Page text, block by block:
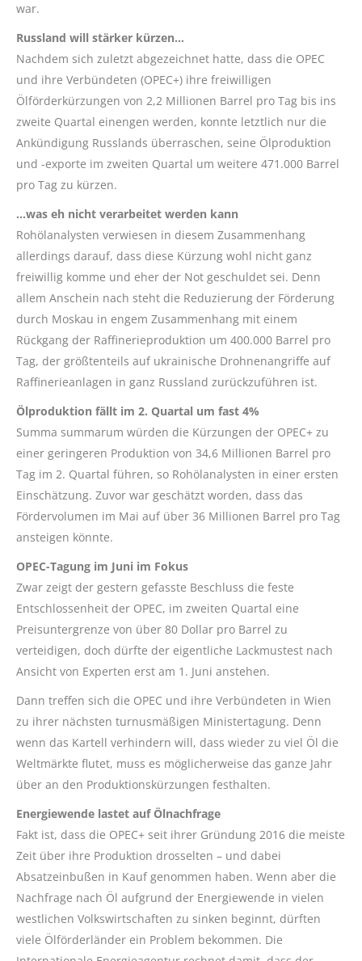
war.
Russland will stärker kürzen…
Nachdem sich zuletzt abgezeichnet hatte, dass die OPEC
und ihre Verbündeten (OPEC+) ihre freiwilligen
Ölförderkürzungen von 2,2 Millionen Barrel pro Tag bis ins
zweite Quartal einengen werden, konnte letztlich nur die
Ankündigung Russlands überraschen, seine Ölproduktion
und -exporte im zweiten Quartal um weitere 471.000 Barrel
pro Tag zu kürzen.
…was eh nicht verarbeitet werden kann
Rohölanalysten verwiesen in diesem Zusammenhang
allerdings darauf, dass diese Kürzung wohl nicht ganz
freiwillig komme und eher der Not geschuldet sei. Denn
allem Anschein nach steht die Reduzierung der Förderung
durch Moskau in engem Zusammenhang mit einem
Rückgang der Raffinerieproduktion um 400.000 Barrel pro
Tag, der größtenteils auf ukrainische Drohnenangriffe auf
Raffinerieanlagen in ganz Russland zurückzuführen ist.
Ölproduktion fällt im 2. Quartal um fast 4%
Summa summarum würden die Kürzungen der OPEC+ zu
einer geringeren Produktion von 34,6 Millionen Barrel pro
Tag im 2. Quartal führen, so Rohölanalysten in einer ersten
Einschätzung. Zuvor war geschätzt worden, dass das
Fördervolumen im Mai auf über 36 Millionen Barrel pro Tag
ansteigen könnte.
OPEC-Tagung im Juni im Fokus
Zwar zeigt der gestern gefasste Beschluss die feste
Entschlossenheit der OPEC, im zweiten Quartal eine
Preisuntergrenze von über 80 Dollar pro Barrel zu
verteidigen, doch dürfte der eigentliche Lackmustest nach
Ansicht von Experten erst am 1. Juni anstehen.
Dann treffen sich die OPEC und ihre Verbündeten in Wien
zu ihrer nächsten turnusmäßigen Ministertagung. Denn
wenn das Kartell verhindern will, dass wieder zu viel Öl die
Weltmärkte flutet, muss es möglicherweise das ganze Jahr
über an den Produktionskürzungen festhalten.
Energiewende lastet auf Ölnachfrage
Fakt ist, dass die OPEC+ seit ihrer Gründung 2016 die meiste
Zeit über ihre Produktion drosselten – und dabei
Absatzeinbußen in Kauf genommen haben. Wenn aber die
Nachfrage nach Öl aufgrund der Energiewende in vielen
westlichen Volkswirtschaften zu sinken beginnt, dürften
viele Ölförderländer ein Problem bekommen. Die